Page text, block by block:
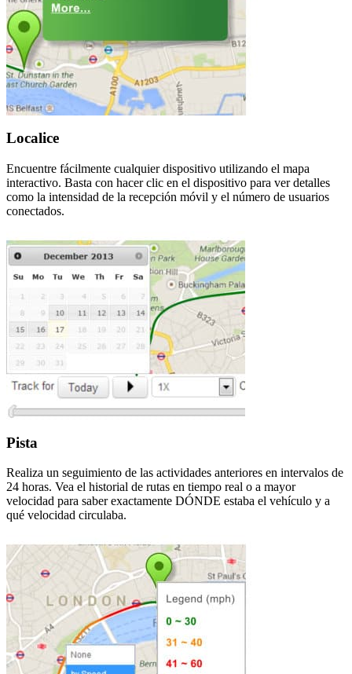
Localice
Encuentre fácilmente cualquier dispositivo utilizando el mapa
interactivo. Basta con hacer clic en el dispositivo para ver detalles
como la intensidad de la recepción móvil y el número de usuarios
conectados.
Pista
Realiza un seguimiento de las actividades anteriores en intervalos de
24 horas. Vea el historial de rutas en tiempo real o a mayor
velocidad para saber exactamente DÓNDE estaba el vehículo y a
qué velocidad circulaba.